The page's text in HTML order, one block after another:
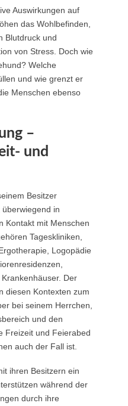
Auswirkungen auf
das Wohlbefinden,
Blutdruck und
von Stress. Doch wie
Welche
und wie grenzt er
Menschen ebenso
–
und
Besitzer
in
Kontakt mit Menschen
Tageskliniken,
Logopädie
Der
diesen Kontexten zum
bei seinem Herrchen,
und den
Freizeit und Feierabed
auch der Fall ist.
ihren Besitzern ein
während der
durch ihre